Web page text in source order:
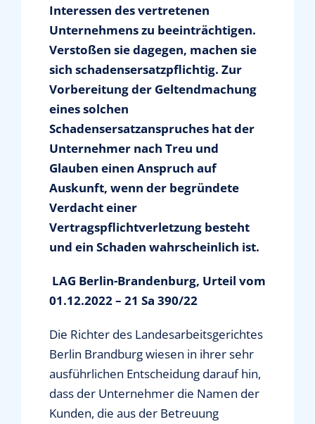
Mediathek
Über uns
Kontakt
Interessen des vertretenen
Unternehmens zu beeinträchtigen.
Verstoßen sie dagegen, machen sie
sich schadensersatzpflichtig. Zur
Vorbereitung der Geltendmachung
eines solchen
Schadensersatzanspruches hat der
Unternehmer nach Treu und
Glauben einen Anspruch auf
Auskunft, wenn der begründete
Verdacht einer
Vertragspflichtverletzung besteht
und ein Schaden wahrscheinlich ist.
LAG Berlin-Brandenburg, Urteil vom
01.12.2022 – 21 Sa 390/22
Die Richter des Landesarbeitsgerichtes
Berlin Brandburg wiesen in ihrer sehr
ausführlichen Entscheidung darauf hin,
dass der Unternehmer die Namen der
Kunden, die aus der Betreuung